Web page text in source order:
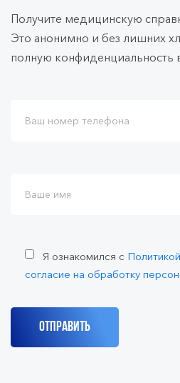
Получите медицинскую
Это анонимно и без лишних
полную конфиденциальность
Я ознакомился с
согласие на обработку